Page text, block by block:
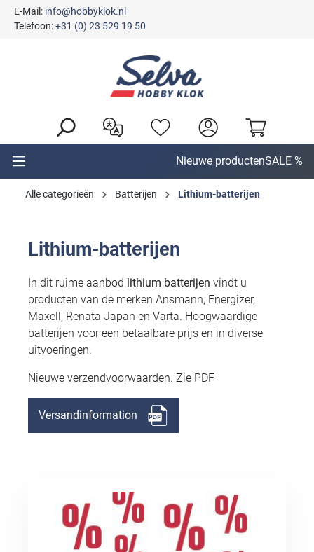
E-Mail: info@hobbyklok.nl
Telefoon:+31 (0) 23 529 19 50
Nieuwe productenSALE %
Alle categorieën Batterijen Lithium-batterijen
Lithium-batterijen
In dit ruime aanbod lithium batterijen vindt u
producten van de merken Ansmann, Energizer,
Maxell, Renata Japan en Varta. Hoogwaardige
batterijen voor een betaalbare prijs en in diverse
uitvoeringen.
Nieuwe verzendvoorwaarden. Zie PDF
Versandinformation